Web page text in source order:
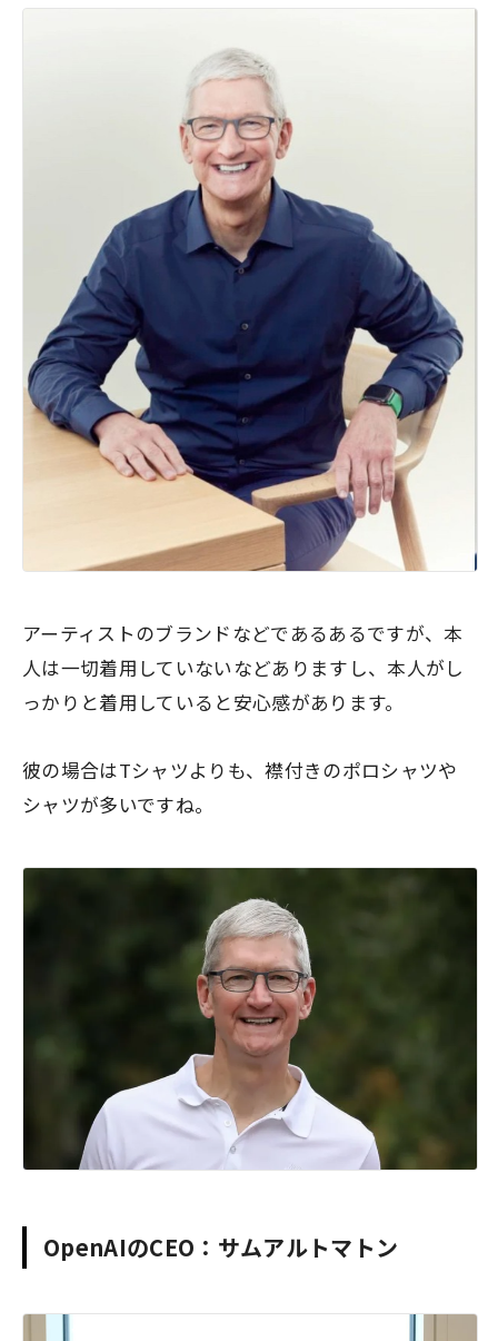
アーティストのブランドなどであるあるですが、本
人は一切着用していないなどありますし、本人がし
っかりと着用していると安心感があります。
彼の場合はTシャツよりも、襟付きのポロシャツや
シャツが多いですね。
OpenAIのCEO：サムアルトマトン